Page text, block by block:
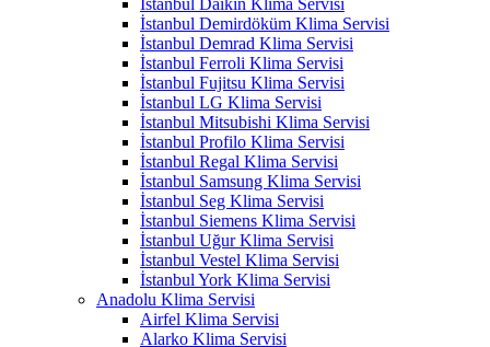
İstanbul Demirdöküm Klima Servisi
İstanbul Demrad Klima Servisi
İstanbul Ferroli Klima Servisi
İstanbul Fujitsu Klima Servisi
İstanbul LG Klima Servisi
İstanbul Mitsubishi Klima Servisi
İstanbul Profilo Klima Servisi
İstanbul Regal Klima Servisi
İstanbul Samsung Klima Servisi
İstanbul Seg Klima Servisi
İstanbul Siemens Klima Servisi
İstanbul Uğur Klima Servisi
İstanbul Vestel Klima Servisi
İstanbul York Klima Servisi
Anadolu Klima Servisi
Airfel Klima Servisi
Alarko Klima Servisi